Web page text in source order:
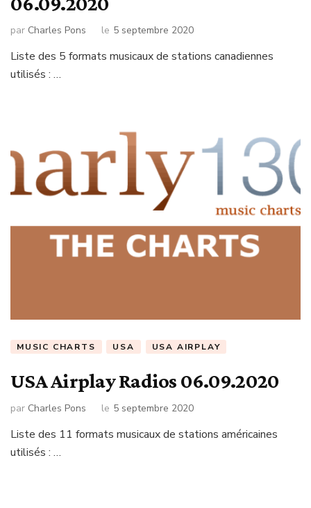
par Charles Pons le 5 septembre 2020
Liste des 5 formats musicaux de stations canadiennes
utilisés : …
MUSIC CHARTS USA USA AIRPLAY
USA Airplay Radios 06.09.2020
par Charles Pons le 5 septembre 2020
Liste des 11 formats musicaux de stations américaines
utilisés : …